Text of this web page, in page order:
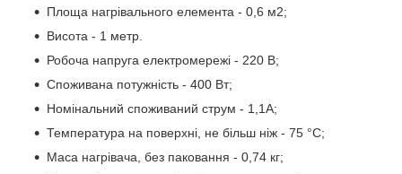
Площа нагрівального елемента - 0,6 м2;
Висота - 1 метр.
Робоча напруга електромережі - 220 В;
Споживана потужність - 400 Вт;
Номінальний споживаний струм - 1,1А;
Температура на поверхні, не більш ніж - 75 °C;
Маса нагрівача, без паковання - 0,74 кг;